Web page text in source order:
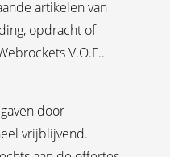
artikelen van
opdracht of
V.O.F..
door
vrijblijvend.